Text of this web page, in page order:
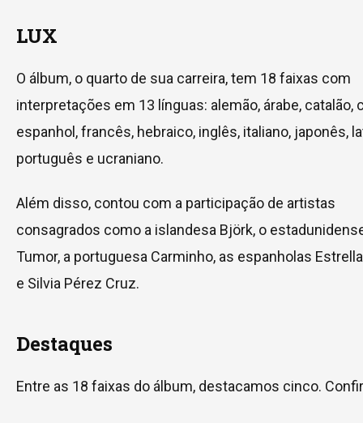
LUX
O álbum, o quarto de sua carreira, tem 18 faixas com
interpretações em 13 línguas: alemão, árabe, catalão,
espanhol, francês, hebraico, inglês, italiano, japonês,
português e ucraniano.
Além disso, contou com a participação de artistas
consagrados como a islandesa Björk, o
Tumor, a portuguesa Carminho, as espanholas
e Silvia Pérez Cruz.
Destaques
Entre as 18 faixas do álbum, destacamos cinco.